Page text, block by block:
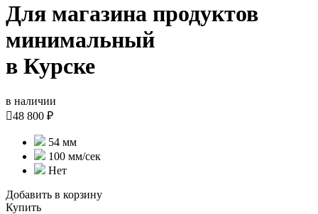
Для магазина продуктов
минимальный
в Курске
в наличии
48 800 ₽
54 мм
100 мм/сек
Нет
Добавить в корзину
Купить